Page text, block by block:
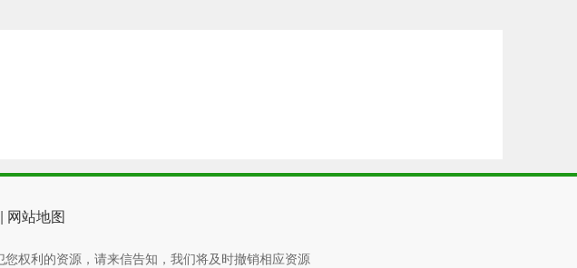
| 网站地图
权利的资源，请来信告知，我们将及时撤销相应资源